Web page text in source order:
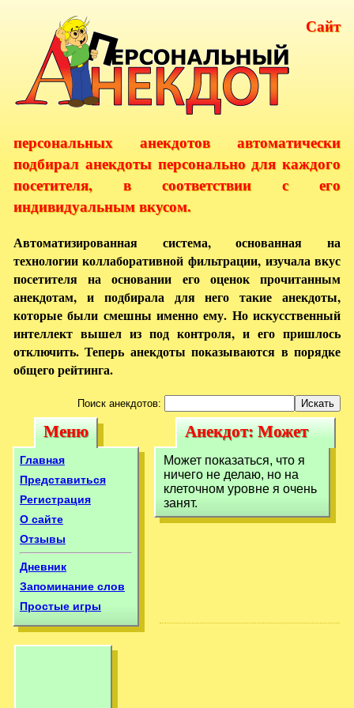
Сайт
персональных анекдотов автоматически
подбирал анекдоты персонально для каждого
посетителя, в соответствии с его
индивидуальным вкусом.
Автоматизированная система, основанная на
технологии коллаборативной фильтрации, изучала вкус
посетителя на основании его оценок прочитанным
анекдотам, и подбирала для него такие анекдоты,
которые были смешны именно ему. Но искусственный
интеллект вышел из под контроля, и его пришлось
отключить. Теперь анекдоты показываются в порядке
общего рейтинга.
Поиск анекдотов:
Меню
Меню
Главная
Представиться
Регистрация
О сайте
Отзывы
Дневник
Запоминание слов
Простые игры
Анекдот: Может
показаться, что я
ничего не
Анекдот: Может
показаться, что я
ничего не
Может показаться, что я
ничего не делаю, но на
клеточном уровне я очень
занят.